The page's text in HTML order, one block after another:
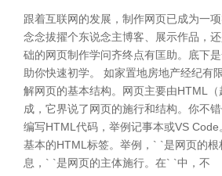
跟着互联网的发展，制作网页已成为一
念念拔擢个东说念主博客、展示作品，
础的网页制作学问齐终点有匡助。底下
助你快速初学。 如家置地房地产经纪有
解网页的基本结构。网页主要由HTML（
成，它界说了网页的施行和结构。你不
编写HTML代码，举例记事本或VS
基本的HTML标签。举例，` `是网页的
息，` `是网页的主体施行。在` `中，不